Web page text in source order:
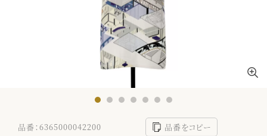
品番：6365000042200 品番をコピー